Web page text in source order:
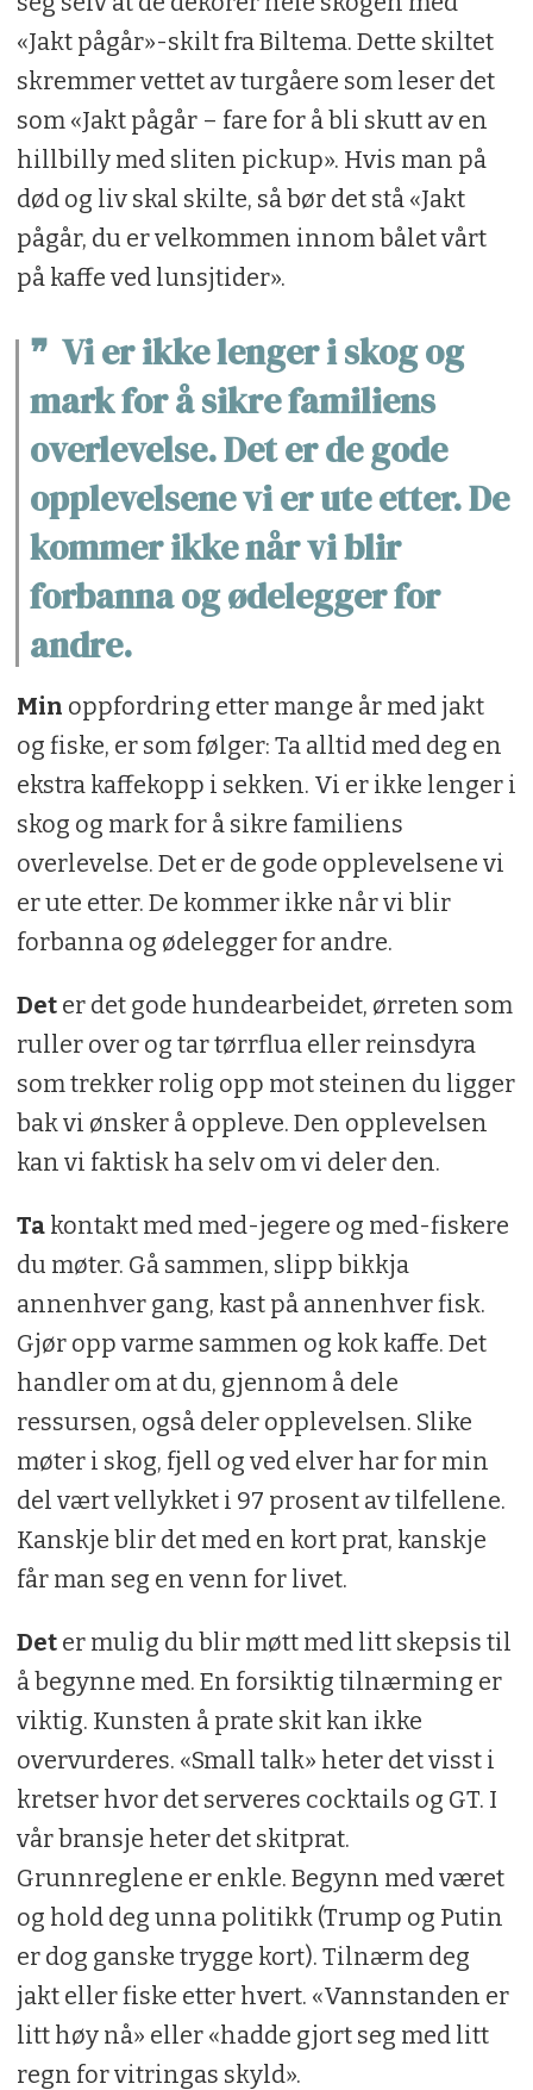
«Jakt pågår»-skilt fra Biltema. Dette skiltet
skremmer vettet av turgåere som leser det
som «Jakt pågår – fare for å bli skutt av en
hillbilly med sliten pickup». Hvis man på
død og liv skal skilte, så bør det stå «Jakt
pågår, du er velkommen innom bålet vårt
på kaffe ved lunsjtider».
Vi er ikke lenger i skog og
mark for å sikre familiens
overlevelse. Det er de gode
opplevelsene vi er ute etter. De
kommer ikke når vi blir
forbanna og ødelegger for
andre.
Min oppfordring etter mange år med jakt
og fiske, er som følger: Ta alltid med deg en
ekstra kaffekopp i sekken. Vi er ikke lenger i
skog og mark for å sikre familiens
overlevelse. Det er de gode opplevelsene vi
er ute etter. De kommer ikke når vi blir
forbanna og ødelegger for andre.
Det er det gode hundearbeidet, ørreten som
ruller over og tar tørrflua eller reinsdyra
som trekker rolig opp mot steinen du ligger
bak vi ønsker å oppleve. Den opplevelsen
kan vi faktisk ha selv om vi deler den.
Takontakt med med-jegere og med-fiskere
du møter. Gå sammen, slipp bikkja
annenhver gang, kast på annenhver fisk.
Gjør opp varme sammen og kok kaffe. Det
handler om at du, gjennom å dele
ressursen, også deler opplevelsen. Slike
møter i skog, fjell og ved elver har for min
del vært vellykket i 97 prosent av tilfellene.
Kanskje blir det med en kort prat, kanskje
får man seg en venn for livet.
Det er mulig du blir møtt med litt skepsis til
å begynne med. En forsiktig tilnærming er
viktig. Kunsten å prate skit kan ikke
overvurderes. «Small talk» heter det visst i
kretser hvor det serveres cocktails og GT. I
vår bransje heter det skitprat.
Grunnreglene er enkle. Begynn med været
og hold deg unna politikk (Trump og Putin
er dog ganske trygge kort). Tilnærm deg
jakt eller fiske etter hvert. «Vannstanden er
litt høy nå» eller «hadde gjort seg med litt
regn for vitringas skyld».